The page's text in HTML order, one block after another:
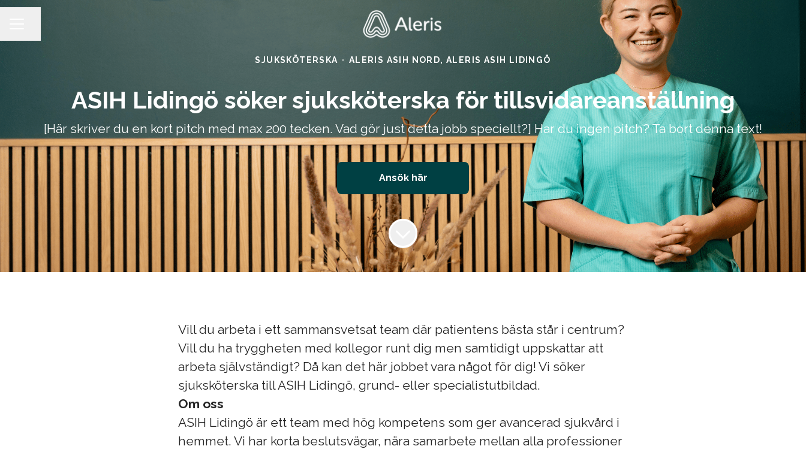
SJUKSKÖTERSKA · ALERIS ASIH NORD, ALERIS ASIH LIDINGÖ
ASIH Lidingö söker sjuksköterska för tillsvidareanställning
[Här skriver du en kort pitch med max 200 tecken. Vad gör just detta jobb speciellt?] Har du ingen pitch? Ta bort denna text!
Ansök här
Vill du arbeta i ett sammansvetsat team där patientens bästa står i centrum?
Vill du ha tryggheten med kollegor runt dig men samtidigt uppskattar att
arbeta självständigt? Då kan det här jobbet vara något för dig! Vi söker
sjuksköterska till ASIH Lidingö, grund- eller specialistutbildad.
Om oss
ASIH Lidingö är ett team med hög kompetens som ger avancerad sjukvård i
hemmet. Vi har korta beslutsvägar, nära samarbete mellan alla professioner